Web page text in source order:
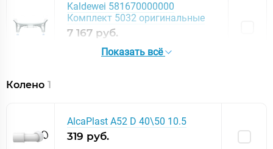
Kaldewei 581670000000
Комплект 5032 оригинальные
7 167 руб.
Код товара: 262182
Показать всё
Колено 1
AlcaPlast A52 D 40\50 10.5
319 руб.